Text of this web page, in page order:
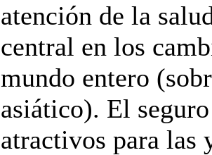
atención de la
central en los
mundo entero
asiático). El
atractivos para las